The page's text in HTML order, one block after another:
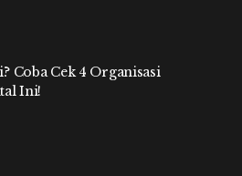
Coba Cek 4 Organisasi
Ini!